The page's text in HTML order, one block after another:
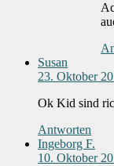
Susan
23. Oktober
Ok Kid sind
Antworten
Ingeborg F.
10. Oktober